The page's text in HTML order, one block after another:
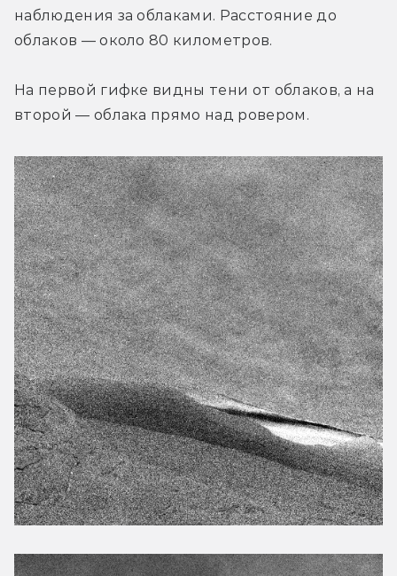
наблюдения за облаками. Расстояние до
облаков — около 80 километров.
На первой гифке видны тени от облаков, а на
второй — облака прямо над ровером.